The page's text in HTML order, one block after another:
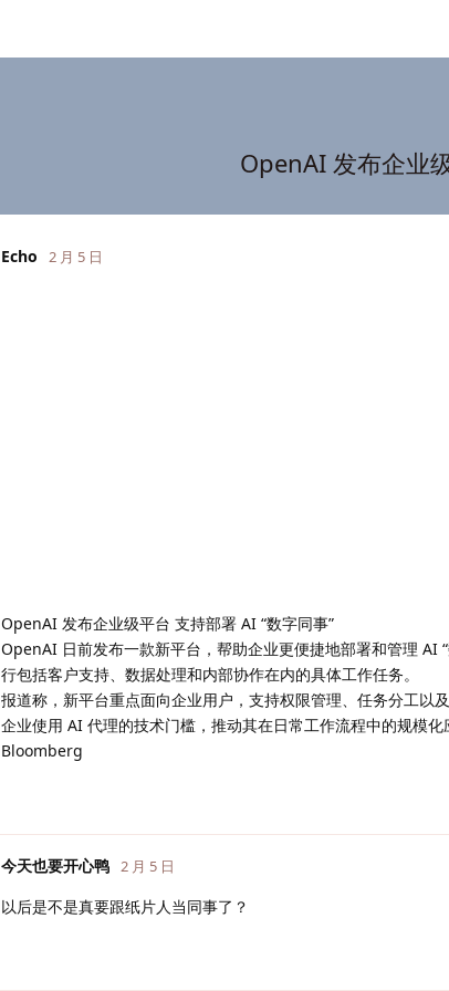
OpenAI 发布企业
Echo 2 月 5 日
OpenAI 发布企业级平台 支持部署 AI “数字同事”
OpenAI 日前发布一款新平台，帮助企业更便捷地部署和管理 AI
行包括客户支持、数据处理和内部协作在内的具体工作任务。
报道称，新平台重点面向企业用户，支持权限管理、任务分工
企业使用 AI 代理的技术门槛，推动其在日常工作流程中的规模化
Bloomberg
今天也要开心鸭 2 月 5 日
以后是不是真要跟纸片人当同事了？